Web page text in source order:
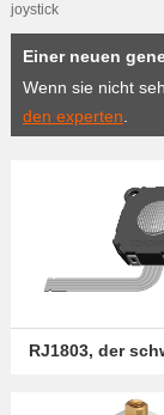
steckdosen
Sensor.
App.
Vernetzt.
Offensichtlich,
aber wir
Language
joystick
Einer neuen
Wenn sie nicht
den experten.
RJ1803, der